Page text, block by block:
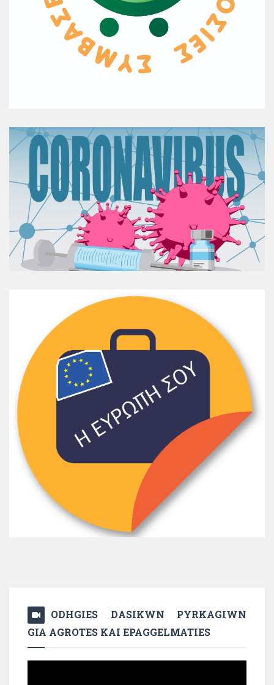
ODHGIES DASIKWN PYRKAGIWN
GIA AGROTES KAI EPAGGELMATIES